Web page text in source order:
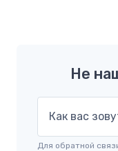
Не
Как вас
Для обратной